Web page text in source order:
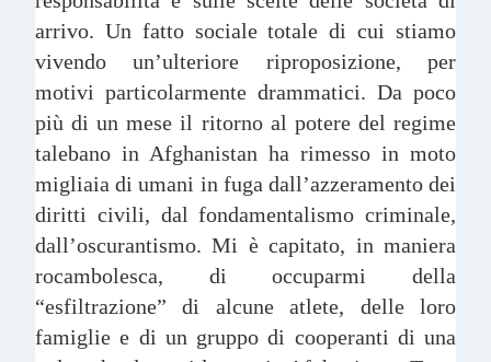
arrivo. Un fatto sociale totale di cui stiamo
vivendo un’ulteriore riproposizione, per
motivi particolarmente drammatici. Da poco
più di un mese il ritorno al potere del regime
talebano in Afghanistan ha rimesso in moto
migliaia di umani in fuga dall’azzeramento dei
diritti civili, dal fondamentalismo criminale,
dall’oscurantismo. Mi è capitato, in maniera
rocambolesca, di occuparmi della
“esfiltrazione” di alcune atlete, delle loro
famiglie e di un gruppo di cooperanti di una